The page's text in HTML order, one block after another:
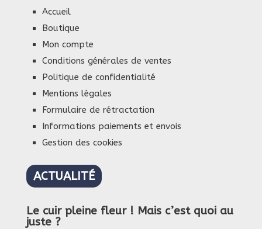
Accueil
Boutique
Mon compte
Conditions générales de ventes
Politique de confidentialité
Mentions légales
Formulaire de rétractation
Informations paiements et envois
Gestion des cookies
ACTUALITÉ
Le cuir pleine fleur ! Mais c’est quoi au
juste ?